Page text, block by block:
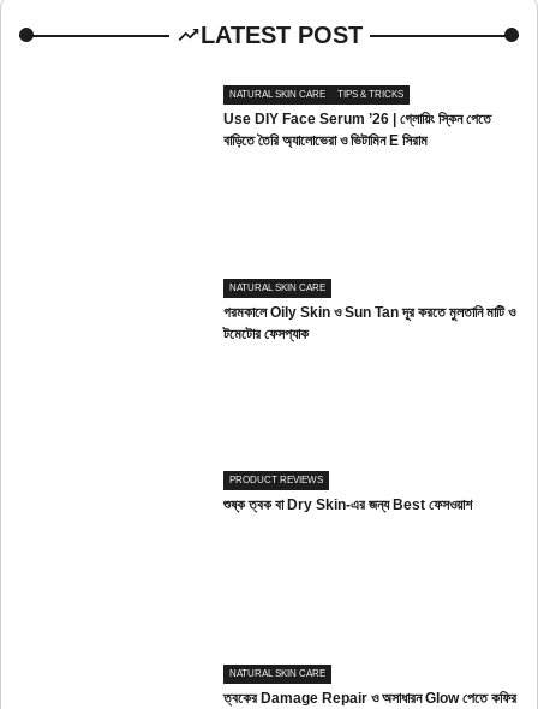
LATEST POST
NATURAL SKIN CARE TIPS & TRICKS
Use DIY Face Serum ’26 | গ্লোয়িং স্কিন পেতে
বাড়িতে তৈরি অ্যালোভেরা ও ভিটামিন E সিরাম
NATURAL SKIN CARE
গরমকালে Oily Skin ও Sun Tan দূর করতে মুলতানি মাটি ও
টমেটোর ফেসপ্যাক
PRODUCT REVIEWS
শুষ্ক ত্বক বা Dry Skin-এর জন্য Best ফেসওয়াশ
NATURAL SKIN CARE
ত্বকের Damage Repair ও অসাধারন Glow পেতে কফির